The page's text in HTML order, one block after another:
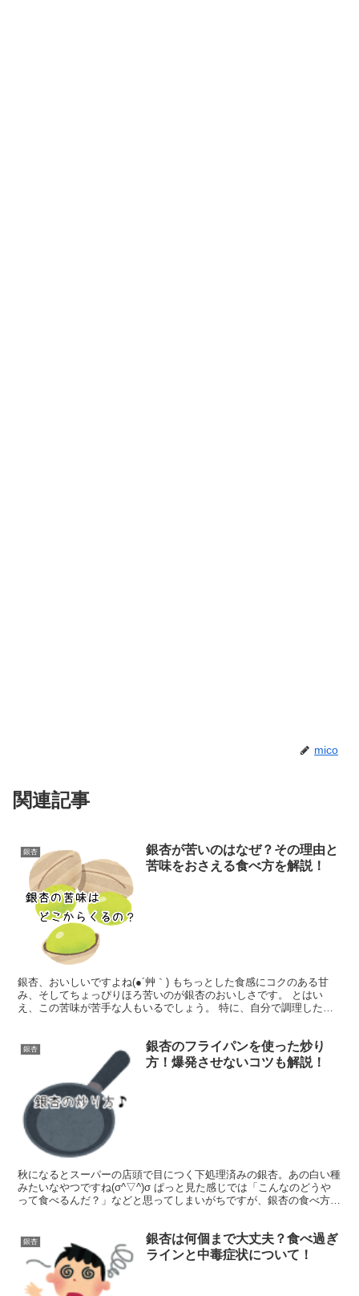
mico
関連記事
銀杏
銀杏が苦いのはなぜ？その理由と
苦味をおさえる食べ方を解説！
銀杏、おいしいですよね(●´艸｀) もちっとした食感にコクのある甘
み、そしてちょっぴりほろ苦いのが銀杏のおいしさです。 とはい
え、この苦味が苦手な人もいるでしょう。 特に、自分で調理した銀
銀杏
銀杏のフライパンを使った炒り
方！爆発させないコツも解説！
秋になるとスーパーの店頭で目につく下処理済みの銀杏。あの白い種
みたいなやつですね(σ^▽^)σ ぱっと見た感じでは「こんなのどうや
って食べるんだ？」などと思ってしまいがちですが、銀杏の食べ方は
銀杏
銀杏は何個まで大丈夫？食べ過ぎ
ラインと中毒症状について！